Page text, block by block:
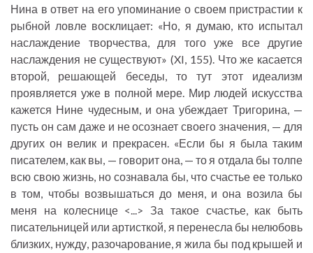
Нина в ответ на его упоминание о своем пристрастии к
рыбной ловле восклицает: «Но, я думаю, кто испытал
наслаждение творчества, для того уже все другие
наслаждения не существуют» (XI, 155). Что же касается
второй, решающей беседы, то тут этот идеализм
проявляется уже в полной мере. Мир людей искусства
кажется Нине чудесным, и она убеждает Тригорина, —
пусть он сам даже и не осознает своего значения, — для
других он велик и прекрасен. «Если бы я была таким
писателем, как вы, — говорит она, — то я отдала бы толпе
всю свою жизнь, но сознавала бы, что счастье ее только
в том, чтобы возвышаться до меня, и она возила бы
меня на колеснице <...> За такое счастье, как быть
писательницей или артисткой, я перенесла бы нелюбовь
близких, нужду, разочарование, я жила бы под крышей и